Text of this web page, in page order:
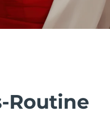
Routine